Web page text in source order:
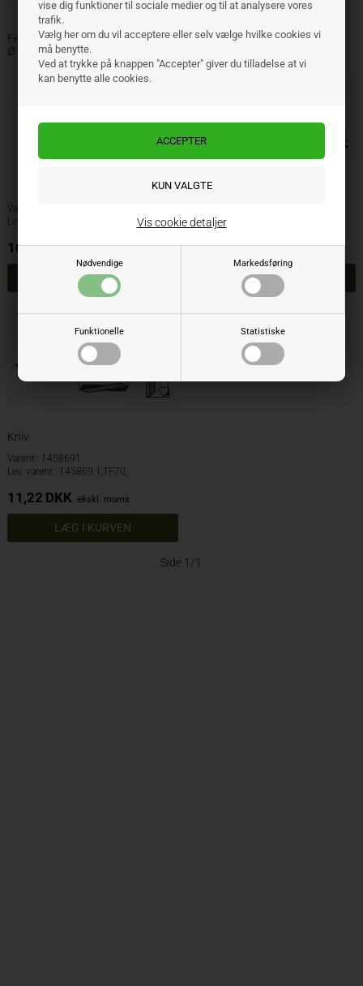
vise dig funktioner til sociale medier og til at analysere vores
trafik.
Vælg her om du vil acceptere eller selv vælge hvilke cookies vi
må benytte.
Ved at trykke på knappen "Accepter" giver du tilladelse at vi
kan benytte alle cookies.
Nødvendige Markedsføring
Funktionelle Statistiske
Vis cookie detaljer
Fella kniv vreden 98x48x4 mm
Ø19 venstre
Varenr.: 121712
Lev. varenr.: 121712
10,00DKK ekskl. moms
Fella Knivbolt
Lev. varenr.: 478518
25,96DKK ekskl. moms
Kniv
Varenr.: 1458691
Lev. varenr.: 145869.1,TF70,
11,22 DKK ekskl. moms
Side 1/1